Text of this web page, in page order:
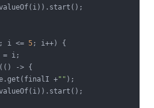
; i <= 5; i++) {
= i;
-> {
+
"" );